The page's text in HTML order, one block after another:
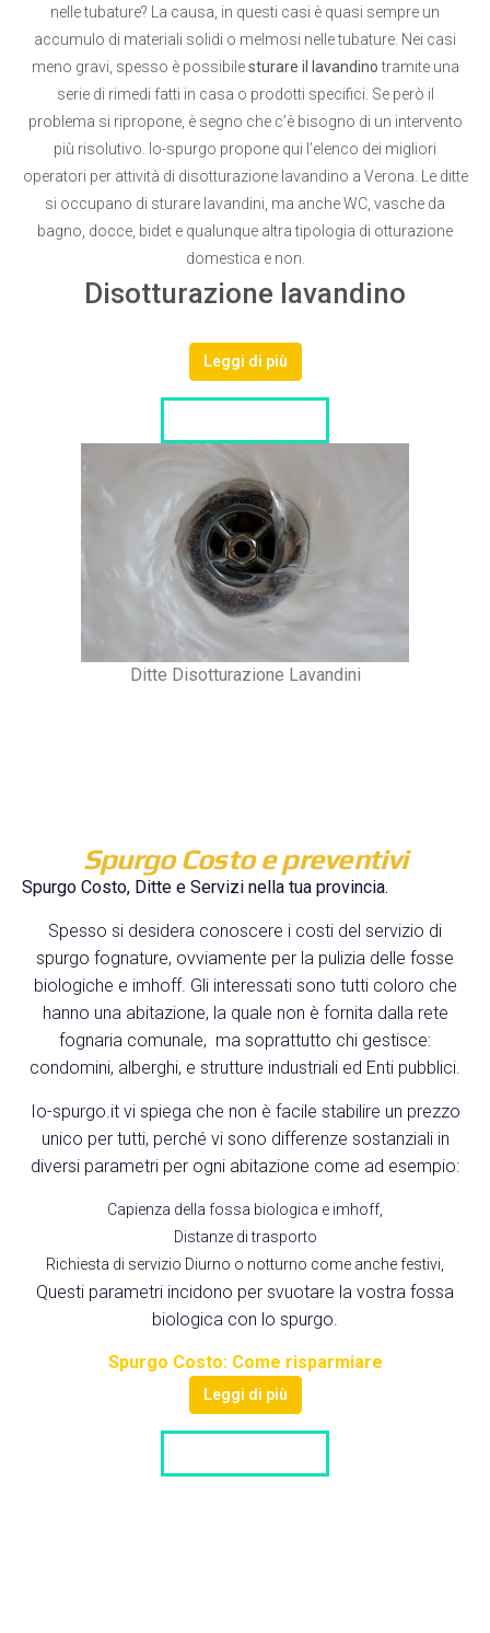
nelle tubature? La causa, in questi casi è quasi sempre un
accumulo di materiali solidi o melmosi nelle tubature. Nei casi
meno gravi, spesso è possibilesturare il lavandinotramite una
serie di rimedi fatti in casa o prodotti specifici. Se però il
problema si ripropone, è segno che c’è bisogno di un intervento
più risolutivo. Io-spurgo propone qui l’elenco dei migliori
operatori per attività di disotturazione lavandino a Verona. Le ditte
si occupano di sturare lavandini, ma anche WC, vasche da
bagno, docce, bidet e qualunque altra tipologia di otturazione
domestica e non.
Disotturazione lavandino
Leggi di più
Ditte Disotturazione Lavandini
Spurgo Costo e preventivi
Spurgo Costo, Ditte e Servizi nella tua provincia.
Spesso si desidera conoscere i costi del servizio di
spurgo fognature, ovviamente per la pulizia delle fosse
biologiche e imhoff. Gli interessati sono tutti coloro che
hanno una abitazione, la quale non è fornita dalla rete
fognaria comunale, ma soprattutto chi gestisce:
condomini, alberghi, e strutture industriali ed Enti pubblici.
Io-spurgo.it vi spiega che non è facile stabilire un prezzo
unico per tutti, perché vi sono differenze sostanziali in
diversi parametri per ogni abitazione come ad esempio:
Capienza della fossa biologica e imhoff,
Distanze di trasporto
Richiesta di servizio Diurno o notturno come anche festivi,
Questi parametri incidono per svuotare la vostra fossa
biologica con lo spurgo.
Spurgo Costo: Come risparmiare
Leggi di più